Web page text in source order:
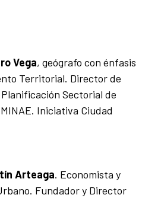
Vega, geógrafo con énfasis
Territorial. Director de
Sectorial de
Iniciativa Ciudad
Arteaga. Economista y
Fundador y Director